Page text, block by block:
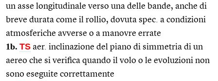
un asse longitudinale verso una delle bande, anche di
breve durata come il rollio, dovuta spec. a condizioni
atmosferiche avverse o a manovre errate
1b. TS aer. inclinazione del piano di simmetria di un
aereo che si verifica quando il volo o le evoluzioni non
sono eseguite correttamente